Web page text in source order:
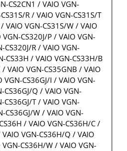
CS2CN1 / VAIO VGN-
R / VAIO VGN-CS31S/T
VAIO VGN-CS31S/W / VAIO
CS320J/P / VAIO VGN-
CS320J/R / VAIO VGN-
CS33H / VAIO VGN-CS33H/B
VAIO VGN-CS35GNB / VAIO
VGN-CS36GJ/I / VAIO VGN-
CS36GJ/Q / VAIO VGN-
CS36GJ/T / VAIO VGN-
CS36GJ/W / VAIO VGN-
/ VAIO VGN-CS36H/C /
VGN-CS36H/Q / VAIO
CS36H/W / VAIO VGN-